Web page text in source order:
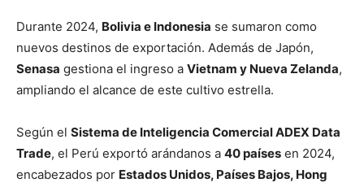
Durante 2024, Bolivia e Indonesia se sumaron como
nuevos destinos de exportación. Además de Japón,
Senasa gestiona el ingreso a Vietnam y Nueva Zelanda,
ampliando el alcance de este cultivo estrella.
Según el Sistema de Inteligencia Comercial ADEX Data
Trade, el Perú exportó arándanos a 40 países en 2024,
encabezados por Estados Unidos, Países Bajos, Hong